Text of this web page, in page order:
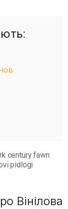
century fawn
pidlogi
Вінілова